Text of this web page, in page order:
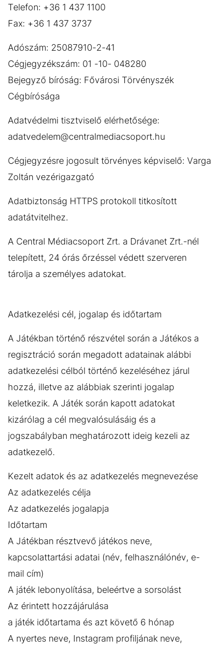
Telefon: +36 1 437 1100
Fax: +36 1 437 3737
Adószám: 25087910-2-41
Cégjegyzékszám: 01 -10- 048280
Bejegyző bíróság: Fővárosi Törvényszék
Cégbírósága
Adatvédelmi tisztviselő elérhetősége:
adatvedelem@centralmediacsoport.hu
Cégjegyzésre jogosult törvényes képviselő: Varga
Zoltán vezérigazgató
Adatbiztonság HTTPS protokoll titkosított
adatátvitelhez.
A Central Médiacsoport Zrt. a Drávanet Zrt.-nél
telepített, 24 órás őrzéssel védett szerveren
tárolja a személyes adatokat.
Adatkezelési cél, jogalap és időtartam
A Játékban történő részvétel során a Játékos a
regisztráció során megadott adatainak alábbi
adatkezelési célból történő kezeléséhez járul
hozzá, illetve az alábbiak szerinti jogalap
keletkezik. A Játék során kapott adatokat
kizárólag a cél megvalósulásáig és a
jogszabályban meghatározott ideig kezeli az
adatkezelő.
Kezelt adatok és az adatkezelés megnevezése
Az adatkezelés célja
Az adatkezelés jogalapja
Időtartam
A Játékban résztvevő játékos neve,
kapcsolattartási adatai (név, felhasználónév, e-
mail cím)
A játék lebonyolítása, beleértve a sorsolást
Az érintett hozzájárulása
a játék időtartama és azt követő 6 hónap
A nyertes neve, Instagram profiljának neve,